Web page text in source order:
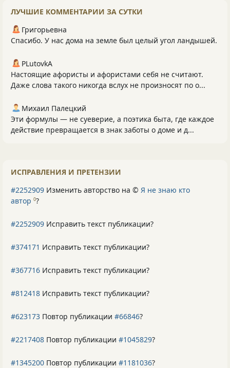
ЛУЧШИЕ КОММЕНТАРИИ ЗА СУТКИ
Григорьевна
Спасибо. У нас дома на земле был целый угол ландышей.
PLutоvkА
Настоящие афористы и афористами себя не считают.
Даже слова такого никогда вслух не произносят по о...
Михаил Палецкий
Эти формулы — не суеверие, а поэтика быта, где каждое
действие превращается в знак заботы о доме и д...
ИСПРАВЛЕНИЯ И ПРЕТЕНЗИИ
#2252909 Изменить авторство на © Я не знаю кто
автор 0?
#2252909 Исправить текст публикации?
#374171 Исправить текст публикации?
#367716 Исправить текст публикации?
#812418 Исправить текст публикации?
#623173 Повтор публикации #66846?
#2217408 Повтор публикации #1045829?
#1345200 Повтор публикации #1181036?